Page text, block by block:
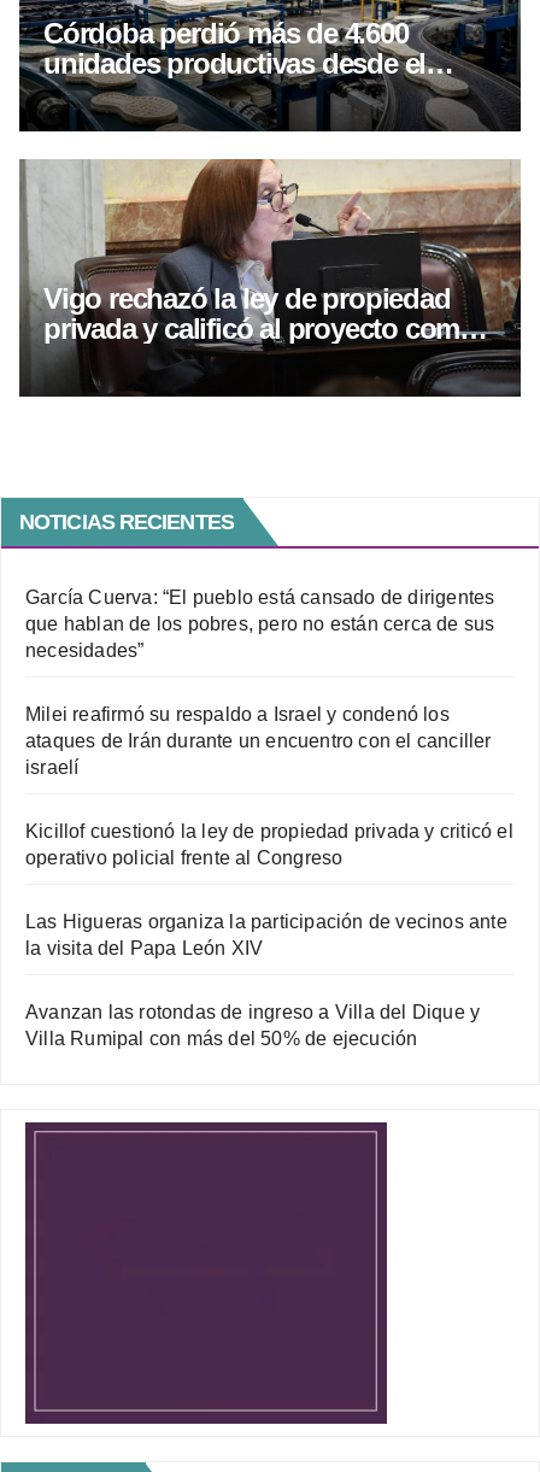
Córdoba perdió más de 4.600
unidades productivas desde el
inicio del Gobierno de Milei
Vigo rechazó la ley de propiedad
privada y calificó al proyecto como
“un verdadero mamarracho”
NOTICIAS RECIENTES
García Cuerva: “El pueblo está cansado de dirigentes
que hablan de los pobres, pero no están cerca de sus
necesidades”
Milei reafirmó su respaldo a Israel y condenó los
ataques de Irán durante un encuentro con el canciller
israelí
Kicillof cuestionó la ley de propiedad privada y criticó el
operativo policial frente al Congreso
Las Higueras organiza la participación de vecinos ante
la visita del Papa León XIV
Avanzan las rotondas de ingreso a Villa del Dique y
Villa Rumipal con más del 50% de ejecución